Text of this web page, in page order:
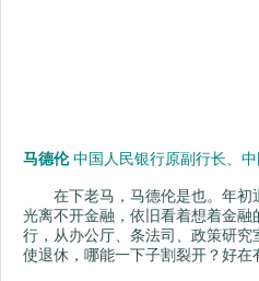
马德伦中国人民银行原副行长、
在下老马，马德伦是也。年初退
光离不开金融，依旧看着想着金
行，从办公厅、条法司、政策研
使退休，哪能一下子割裂开？好